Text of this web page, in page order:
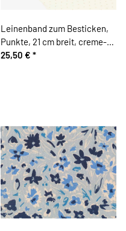
Leinenband zum Besticken,
Punkte, 21 cm breit, creme-
beige, Vaupel & Heilenbeck
25,50 € *